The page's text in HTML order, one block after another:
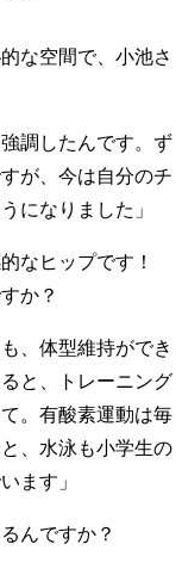
ートナーとの歩み方
と
ージ
な空間で、小池さ
調したんです。ず
が、今は自分のチ
になりました」
的なヒップです！
か？
、体型維持ができ
と、トレーニング
。有酸素運動は毎
、水泳も小学生の
ます」
んですか？